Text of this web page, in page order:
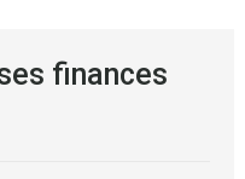
finances